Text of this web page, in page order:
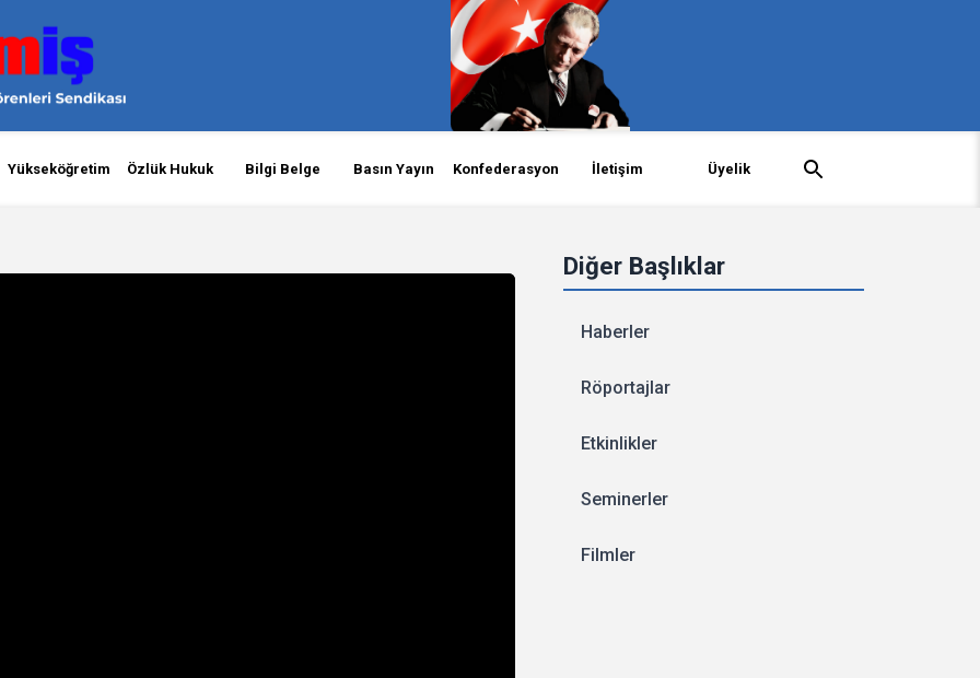
Yükseköğretim Özlük Hukuk Bilgi Belge Basın Yayın Konfederasyon İletişim Üyelik
Diğer Başlıklar
Haberler
Röportajlar
Etkinlikler
Seminerler
Filmler